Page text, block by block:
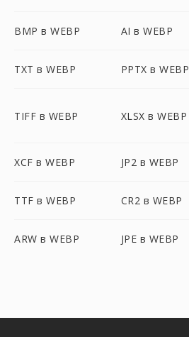
BMP в WEBP AI в WEBP
TXT в WEBP PPTX в WEBP
TIFF в WEBP XLSX в WEBP
XCF в WEBP JP2 в WEBP
TTF в WEBP CR2 в WEBP
ARW в WEBP JPE в WEBP